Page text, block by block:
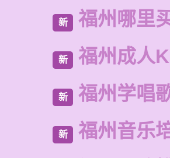
新 福州哪里
新 福州成人
新 福州学唱
新 福州音乐